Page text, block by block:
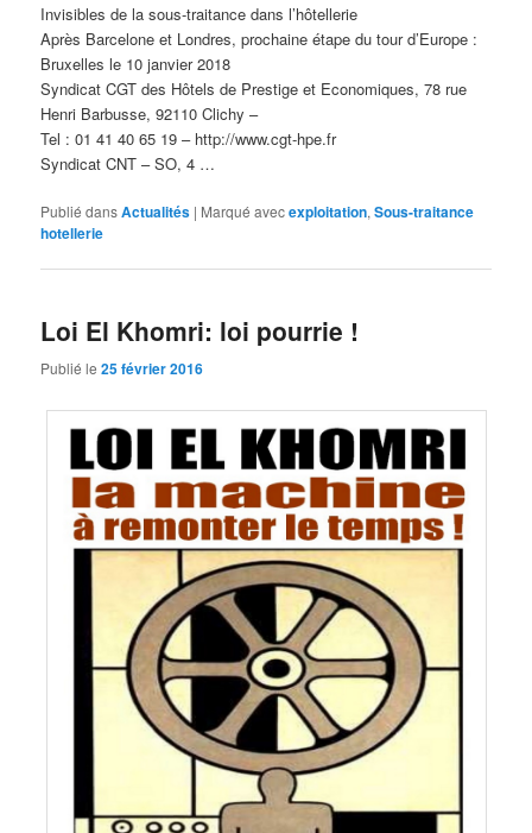
Invisibles de la sous-traitance dans l’hôtellerie
Après Barcelone et Londres, prochaine étape du tour d’Europe :
Bruxelles le 10 janvier 2018
Syndicat CGT des Hôtels de Prestige et Economiques, 78 rue
Henri Barbusse, 92110 Clichy –
Tel : 01 41 40 65 19 – http://www.cgt-hpe.fr
Syndicat CNT – SO, 4 …
Publié dansActualités | Marqué avecexploitation,Sous-traitance
hotellerie
Loi El Khomri: loi pourrie !
Publié le25 février 2016